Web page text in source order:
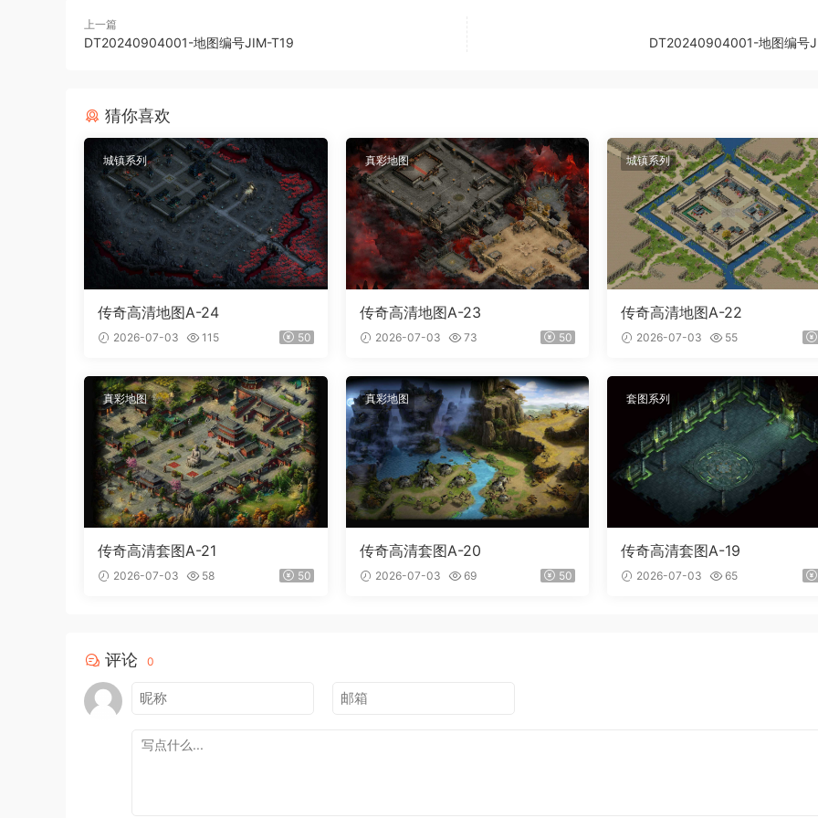
上一篇
DT20240904001-地图编号JIM-T19 DT20240904001-地图编号
猜你喜欢
城镇系列
传奇高清地图A-24
2026-07-03 115 50
真彩地图
传奇高清地图A-23
2026-07-03 73 50
城镇系列
传奇高清地图A-22
2026-07-03 55
真彩地图
传奇高清套图A-21
2026-07-03 58 50
真彩地图
传奇高清套图A-20
2026-07-03 69 50
套图系列
传奇高清套图A-19
2026-07-03 65
评论 0